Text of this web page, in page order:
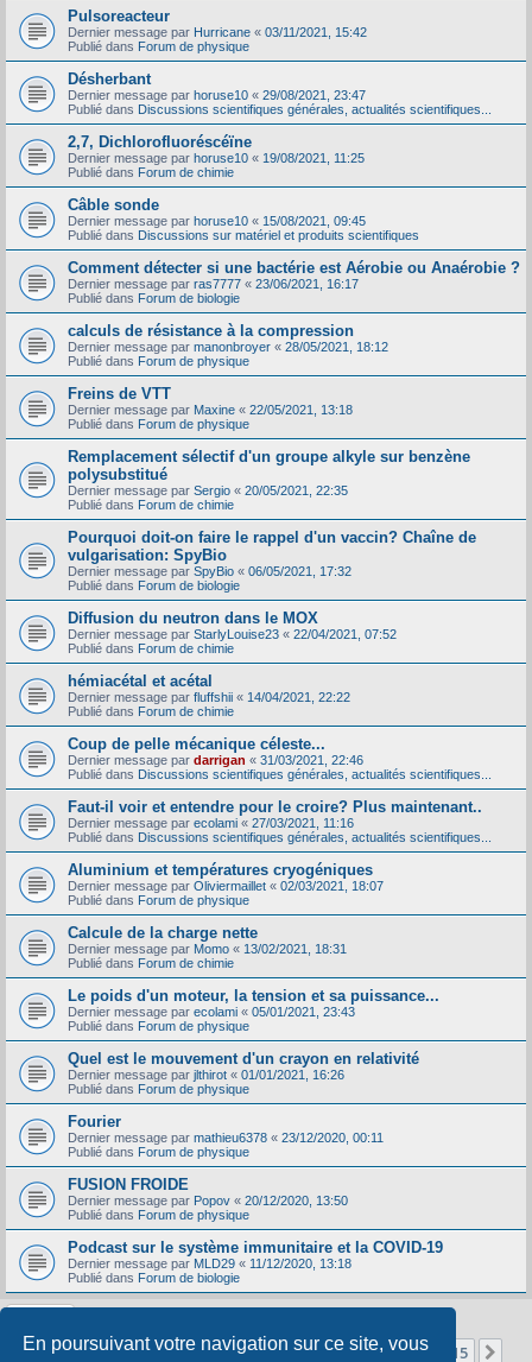
En poursuivant votre navigation sur ce site, vous
Pulsoreacteur
Dernier message par Hurricane « 03/11/2021, 15:42
Publié dans Forum de physique
Désherbant
Dernier message par horuse10 « 29/08/2021, 23:47
Publié dans Discussions scientifiques générales, actualités scientifiques...
2,7, Dichlorofluoréscéïne
Dernier message par horuse10 « 19/08/2021, 11:25
Publié dans Forum de chimie
Câble sonde
Dernier message par horuse10 « 15/08/2021, 09:45
Publié dans Discussions sur matériel et produits scientifiques
Comment détecter si une bactérie est Aérobie ou Anaérobie ?
Dernier message par ras7777 « 23/06/2021, 16:17
Publié dans Forum de biologie
calculs de résistance à la compression
Dernier message par manonbroyer « 28/05/2021, 18:12
Publié dans Forum de physique
Freins de VTT
Dernier message par Maxine « 22/05/2021, 13:18
Publié dans Forum de physique
Remplacement sélectif d'un groupe alkyle sur benzène
polysubstitué
Dernier message par Sergio « 20/05/2021, 22:35
Publié dans Forum de chimie
Pourquoi doit-on faire le rappel d'un vaccin? Chaîne de
vulgarisation: SpyBio
Dernier message par SpyBio « 06/05/2021, 17:32
Publié dans Forum de biologie
Diffusion du neutron dans le MOX
Dernier message par StarlyLouise23 « 22/04/2021, 07:52
Publié dans Forum de chimie
hémiacétal et acétal
Dernier message par fluffshii « 14/04/2021, 22:22
Publié dans Forum de chimie
Coup de pelle mécanique céleste...
Dernier message par darrigan « 31/03/2021, 22:46
Publié dans Discussions scientifiques générales, actualités scientifiques...
Faut-il voir et entendre pour le croire? Plus maintenant..
Dernier message par ecolami « 27/03/2021, 11:16
Publié dans Discussions scientifiques générales, actualités scientifiques...
Aluminium et températures cryogéniques
Dernier message par Oliviermaillet « 02/03/2021, 18:07
Publié dans Forum de physique
Calcule de la charge nette
Dernier message par Momo « 13/02/2021, 18:31
Publié dans Forum de chimie
Le poids d'un moteur, la tension et sa puissance...
Dernier message par ecolami « 05/01/2021, 23:43
Publié dans Forum de physique
Quel est le mouvement d'un crayon en relativité
Dernier message par jlthirot « 01/01/2021, 16:26
Publié dans Forum de physique
Fourier
Dernier message par mathieu6378 « 23/12/2020, 00:11
Publié dans Forum de physique
FUSION FROIDE
Dernier message par Popov « 20/12/2020, 13:50
Publié dans Forum de physique
Podcast sur le système immunitaire et la COVID-19
Dernier message par MLD29 « 11/12/2020, 13:18
Publié dans Forum de biologie
La recherche a retourné 356 résultats Page 1sur15
1 2 3 4 5 … 15